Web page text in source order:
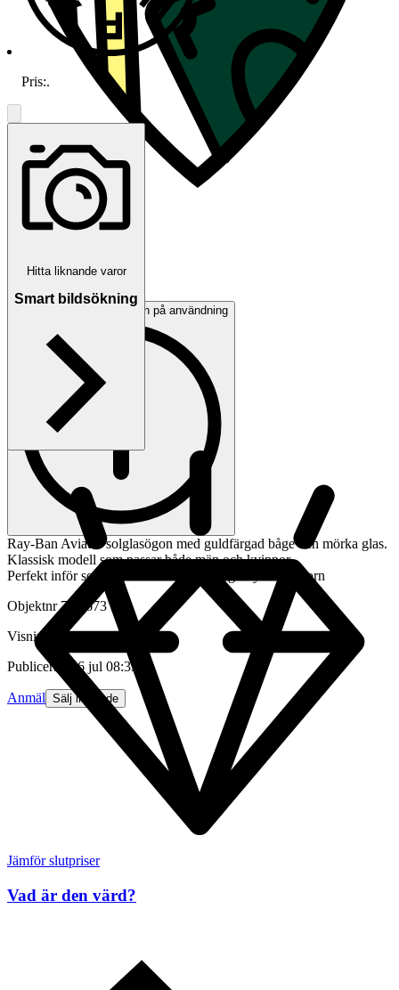
Beskrivning
Mycket gott skick|
Ray-Ban
Inga eller minimala tecken på användning
Ray-Ban Aviator solglasögon med guldfärgad båge och mörka glas.
Klassisk modell som passar både män och kvinnor.
Perfekt inför sommaren. Äkta med RB gravyr indikatorn
Objektnr 740 673 550
Visningar
112
Publicerad
16 jul 08:33
Anmäl Sälj liknande
Pris:.
Hitta liknande varor
Smart bildsökning
Jämför slutpriser
Vad är den värd?